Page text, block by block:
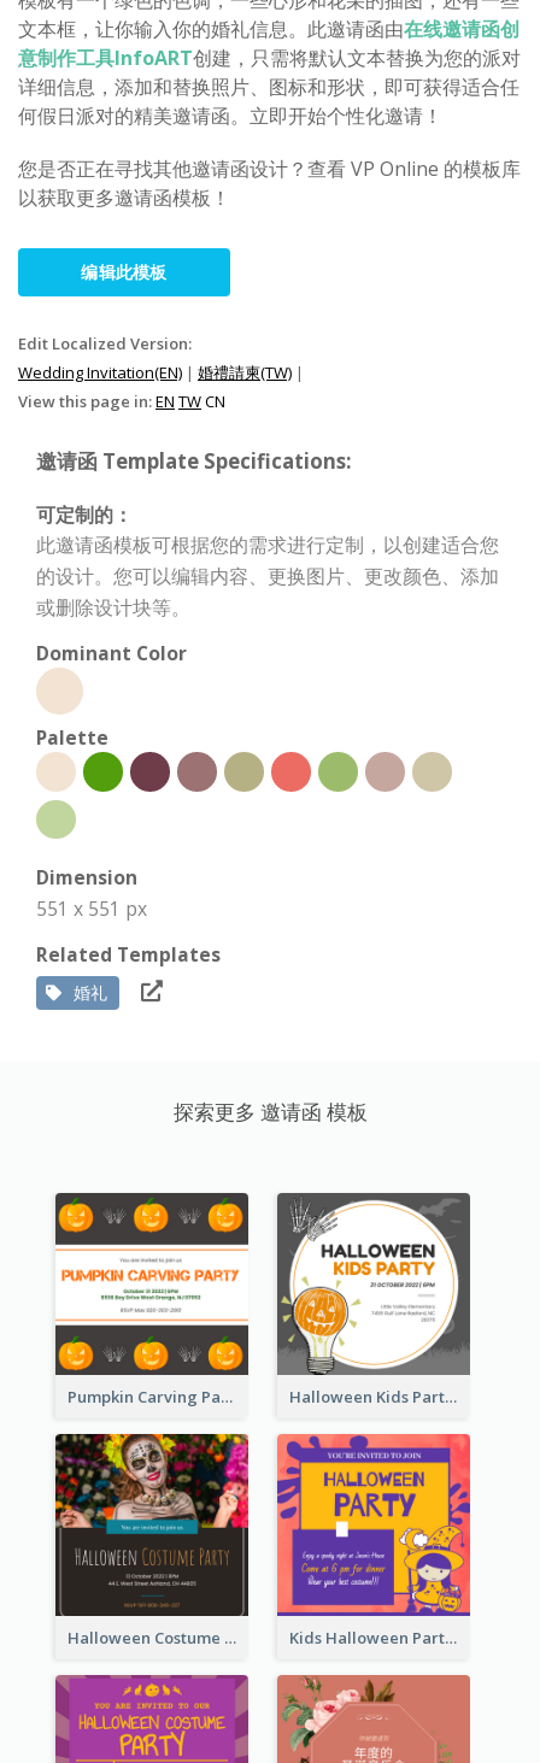
文本框，让你输入你的婚礼信息。此邀请函由在线邀请函创
意制作工具InfoART创建，只需将默认文本替换为您的派对
详细信息，添加和替换照片、图标和形状，即可获得适合任
何假日派对的精美邀请函。立即开始个性化邀请！
您是否正在寻找其他邀请函设计？查看 VP Online 的模板库
以获取更多邀请函模板！
编辑此模板
Edit Localized Version:
Wedding Invitation(EN) | 婚禮請柬(TW) |
View this page in:EN TWCN
邀请函 Template Specifications:
可定制的：
此邀请函模板可根据您的需求进行定制，以创建适合您
的设计。您可以编辑内容、更换图片、更改颜色、添加
或删除设计块等。
Dominant Color
Palette
Dimension
551 x 551 px
Related Templates
婚礼
探索更多 邀请函 模板
Pumpkin Carving Party Invitation Halloween Kids Party Invitation
Halloween Costume Party Invitation Kids Halloween Party Invitation